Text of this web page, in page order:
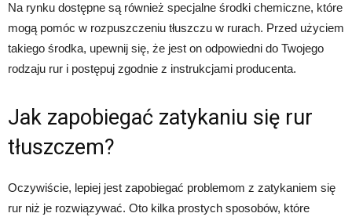
Na rynku dostępne są również specjalne środki chemiczne, które
mogą pomóc w rozpuszczeniu tłuszczu w rurach. Przed użyciem
takiego środka, upewnij się, że jest on odpowiedni do Twojego
rodzaju rur i postępuj zgodnie z instrukcjami producenta.
Jak zapobiegać zatykaniu się rur
tłuszczem?
Oczywiście, lepiej jest zapobiegać problemom z zatykaniem się
rur niż je rozwiązywać. Oto kilka prostych sposobów, które